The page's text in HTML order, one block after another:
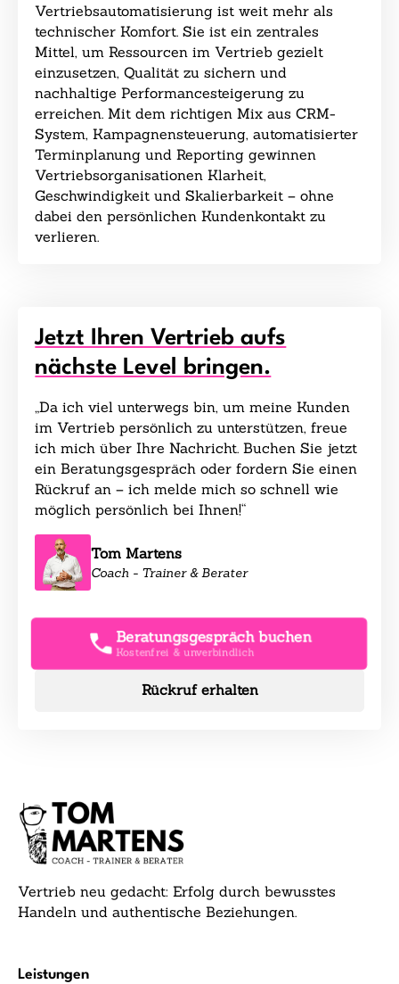
Vertriebsautomatisierung ist weit mehr als
technischer Komfort. Sie ist ein zentrales
Mittel, um Ressourcen im Vertrieb gezielt
einzusetzen, Qualität zu sichern und
nachhaltige Performancesteigerung zu
erreichen. Mit dem richtigen Mix aus CRM-
System, Kampagnensteuerung, automatisierter
Terminplanung und Reporting gewinnen
Vertriebsorganisationen Klarheit,
Geschwindigkeit und Skalierbarkeit – ohne
dabei den persönlichen Kundenkontakt zu
verlieren.
Jetzt Ihren Vertrieb aufs
nächste Level bringen.
„Da ich viel unterwegs bin, um meine Kunden
im Vertrieb persönlich zu unterstützen, freue
ich mich über Ihre Nachricht. Buchen Sie jetzt
ein Beratungsgespräch oder fordern Sie einen
Rückruf an – ich melde mich so schnell wie
möglich persönlich bei Ihnen!“
Tom Martens
Coach - Trainer & Berater
Beratungsgespräch buchen
Kostenfrei & unverbindlich
Rückruf erhalten
Vertrieb neu gedacht: Erfolg durch bewusstes
Handeln und authentische Beziehungen.
Leistungen